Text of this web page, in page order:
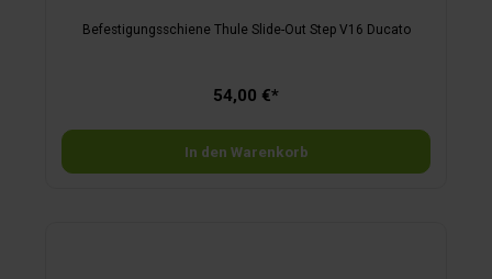
Befestigungsschiene Thule Slide-Out Step V16 Ducato
54,00 €*
In den Warenkorb